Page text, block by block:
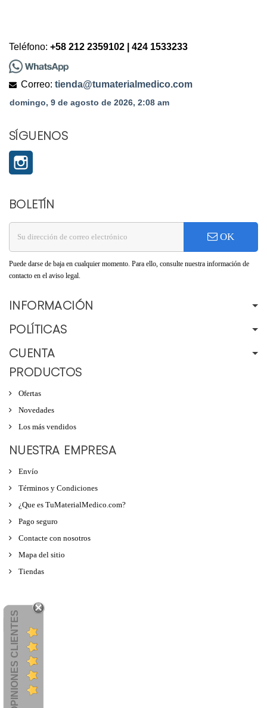
Teléfono: +58 212 2359102 | 424 1533233
Correo: tienda@tumaterialmedico.com
SÍGUENOS
BOLETÍN
OK
Puede darse de baja en cualquier momento. Para ello, consulte nuestra información de
contacto en el aviso legal.
INFORMACIÓN
POLÍTICAS
CUENTA
PRODUCTOS
Ofertas
Novedades
Los más vendidos
NUESTRA EMPRESA
Envío
Términos y Condiciones
¿Que es TuMaterialMedico.com?
Pago seguro
Contacte con nosotros
Mapa del sitio
Tiendas
OPINIONES CLIENTES